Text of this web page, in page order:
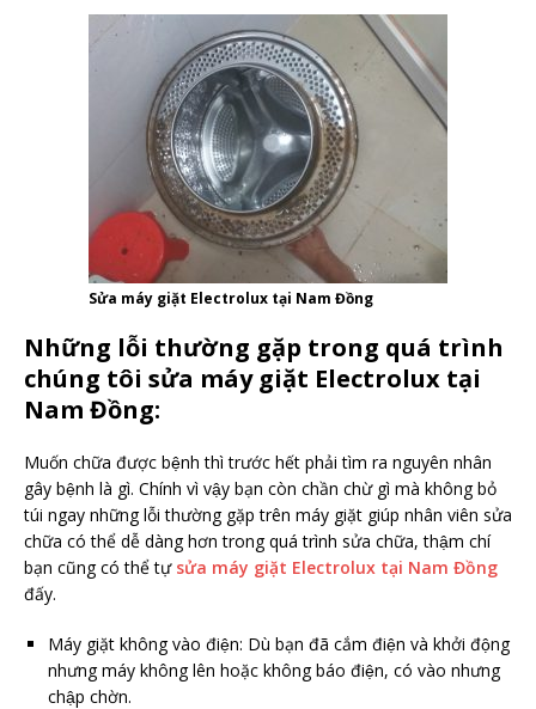
Sửa máy giặt Electrolux tại Nam Đồng
Những lỗi thường gặp trong quá trình
chúng tôi sửa máy giặt Electrolux tại
Nam Đồng:
Muốn chữa được bệnh thì trước hết phải tìm ra nguyên nhân
gây bệnh là gì. Chính vì vậy bạn còn chần chừ gì mà không bỏ
túi ngay những lỗi thường gặp trên máy giặt giúp nhân viên sửa
chữa có thể dễ dàng hơn trong quá trình sửa chữa, thậm chí
bạn cũng có thể tự sửa máy giặt Electrolux tại Nam Đồng
đấy.
Máy giặt không vào điện: Dù bạn đã cắm điện và khởi động
nhưng máy không lên hoặc không báo điện, có vào nhưng
chập chờn.